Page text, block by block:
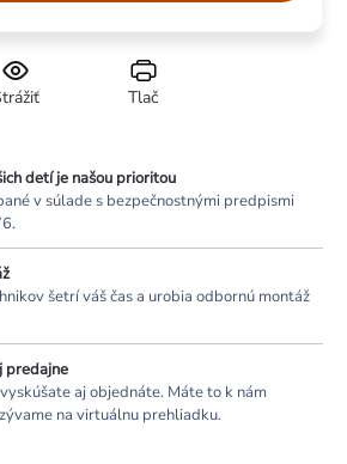
Tlač
detí je našou prioritou
v súlade s bezpečnostnými predpismi
šetrí váš čas a urobia odbornú montáž
predajne
aj objednáte. Máte to k nám
na virtuálnu prehliadku.